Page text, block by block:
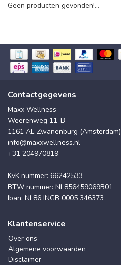
Geen producten gevonden!...
Contactgegevens
Maxx Wellness
Weerenweg 11-B
1161 AE Zwanenburg (Amsterdam)
info@maxxwellness.nl
+31 204970819
KvK nummer: 66242533
BTW nummer: NL856459069B01
Iban: NL86 INGB 0005 346373
Klantenservice
Over ons
Algemene voorwaarden
Disclaimer